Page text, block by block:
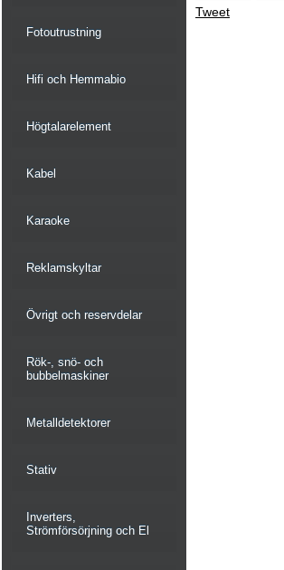
Fotoutrustning
Hifi och Hemmabio
Högtalarelement
Kabel
Karaoke
Reklamskyltar
Övrigt och reservdelar
Rök-, snö- och
bubbelmaskiner
Metalldetektorer
Stativ
Inverters,
Strömförsörjning och El
Tweet